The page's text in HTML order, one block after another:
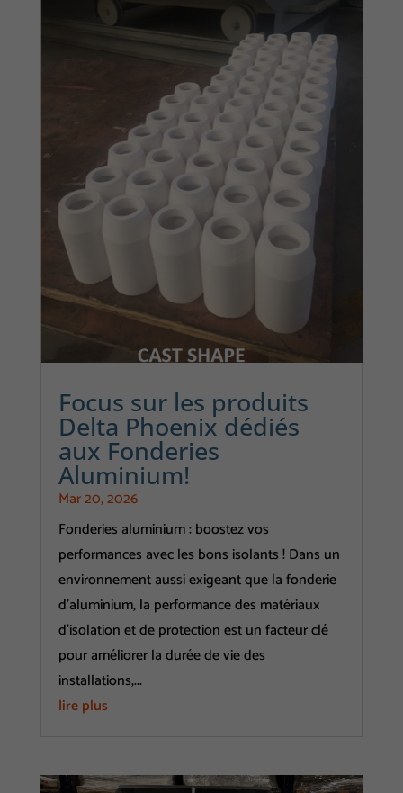
Focus sur les produits
Delta Phoenix dédiés
aux Fonderies
Aluminium!
Mar 20, 2026
Fonderies aluminium : boostez vos
performances avec les bons isolants ! Dans un
environnement aussi exigeant que la fonderie
d’aluminium, la performance des matériaux
d’isolation et de protection est un facteur clé
pour améliorer la durée de vie des
installations,...
lire plus